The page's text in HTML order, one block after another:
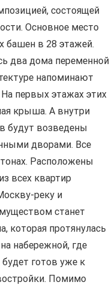
состоящей
Основное место
башен в 28 этажей.
два дома переменной
напоминают
первых этажах этих
крыша. А внутри
будут возведены
дворами. Все
Расположены
всех квартир
реку и
станет
которая протянулась
набережной, где
готов уже к
Помимо